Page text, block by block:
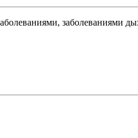
заболеваниями